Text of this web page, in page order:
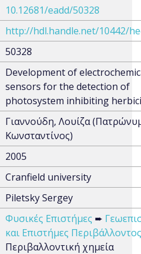
10.12681/eadd/50328
http://hdl.handle.net/10442/
50328
Development of
sensors for the detection of
photosystem inhibiting
Γιαννούδη, Λουίζα
Κωνσταντίνος)
2005
Cranfield university
Piletsky Sergey
Φυσικές Επιστήμες ➨
και Επιστήμες Περιβάλλοντος
Περιβαλλοντική χημεία